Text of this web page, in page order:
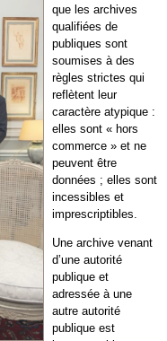
que les archives
qualifiées de
publiques sont
soumises à des
règles strictes qui
reflètent leur
caractère atypique :
elles sont « hors
commerce » et ne
peuvent être
données ; elles sont
incessibles et
imprescriptibles.
Une archive venant
d’une autorité
publique et
adressée à une
autre autorité
publique est